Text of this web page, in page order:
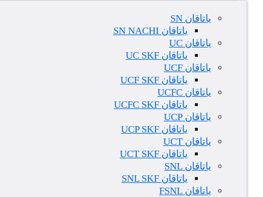
یاتاقان SN
یاتاقان SN NACHI
یاتاقان UC
یاتاقان UC SKF
یاتاقان UCF
یاتاقان UCF SKF
یاتاقان UCFC
یاتاقان UCFC SKF
یاتاقان UCP
یاتاقان UCP SKF
یاتاقان UCT
یاتاقان UCT SKF
یاتاقان SNL
یاتاقان SNL SKF
یاتاقان FSNL